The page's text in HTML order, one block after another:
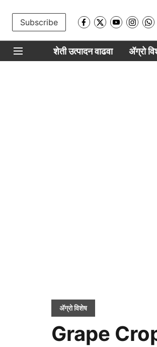
Subscribe
शेती उत्पादन वाढवा ॲग्रो
ॲग्रो विशेष
Grape